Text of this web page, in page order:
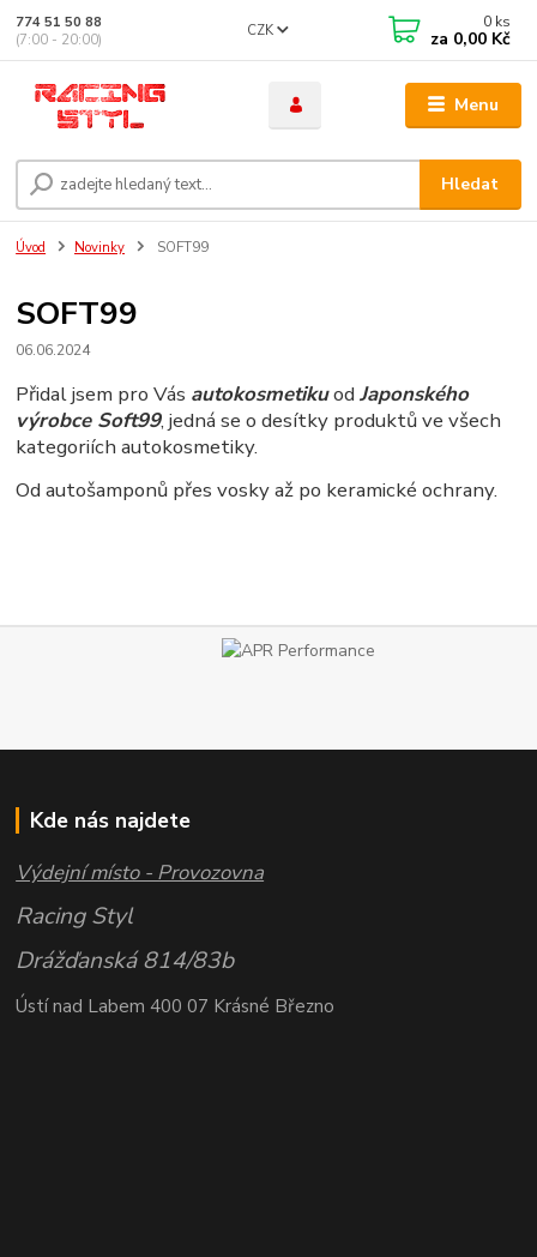
Menu
CZK
Hledat
774 51 50 88
(7:00 - 20:00)
0 ks
za 0,00 Kč
Úvod Novinky SOFT99
SOFT99
06.06.2024
Přidal jsem pro Vás autokosmetikuodJaponského
výrobce Soft99, jedná se o desítky produktů ve všech
kategoriích autokosmetiky.
Od autošamponů přes vosky až po keramické ochrany.
Kde nás najdete
Výdejní místo - Provozovna
Racing Styl
Drážďanská 814/83b
Ústí nad Labem 400 07 Krásné Březno